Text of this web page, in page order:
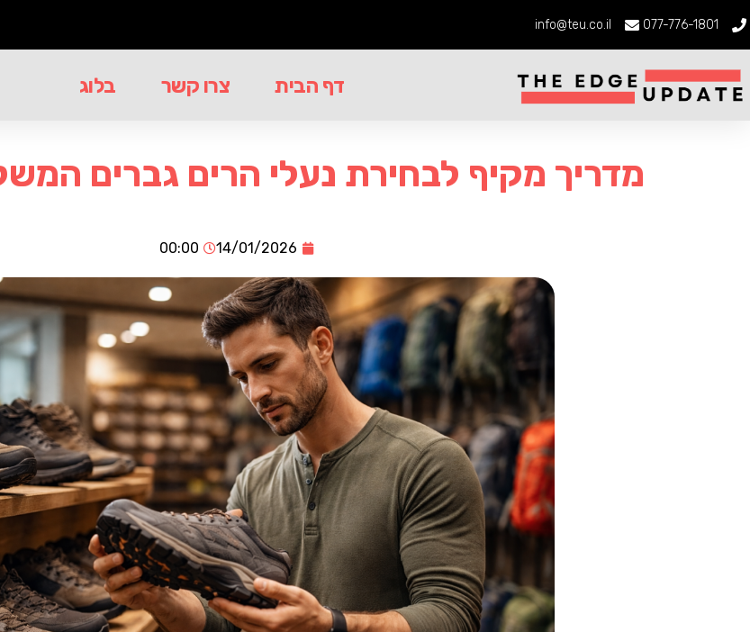
077-776-1801
info@teu.co.il
דף הבית צרו קשר בלוג
מדריך מקיף לבחירת נעלי הרים גברים
14/01/2026
00:00